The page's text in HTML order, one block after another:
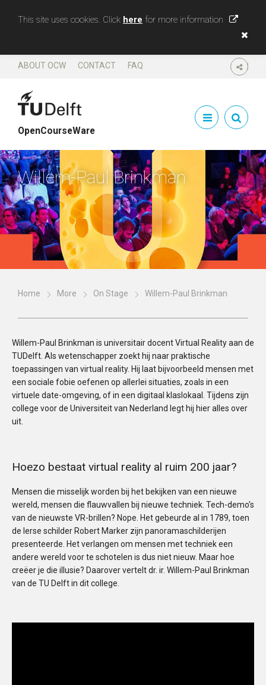
This site uses cookies. Click here for more information
SHARE
ABOUT OCW CONTACT FAQ
OpenCourseWare
Willem-Paul Brinkman
Home More On Stage Willem-Paul Brinkman
Willem-Paul Brinkman is universitair docent Virtual Reality aan de
TUDelft. Als wetenschapper zoekt hij naar praktische
toepassingen van virtual reality. Hij laat bijvoorbeeld mensen met
een sociale fobie oefenen op allerlei situaties, zoals in een
virtuele date-omgeving, of in een digitaal klaslokaal. Tijdens zijn
college voor de Universiteit van Nederland legt hij hier alles over
uit.
Hoezo bestaat virtual reality al ruim 200 jaar?
Mensen die misselijk worden bij het bekijken van een nieuwe
wereld, mensen die flauwvallen bij nieuwe techniek. Tech-demo’s
van de nieuwste VR-brillen? Nope. Het gebeurde al in 1789, toen
de Ierse schilder Robert Marker zijn panoramaschilderijen
presenteerde. Het verlangen om mensen met techniek een
andere wereld voor te schotelen is dus niet nieuw. Maar hoe
creëer je die illusie? Daarover vertelt dr. ir. Willem-Paul Brinkman
van de TU Delft in dit college.